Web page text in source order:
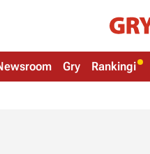
Gry Rankingi